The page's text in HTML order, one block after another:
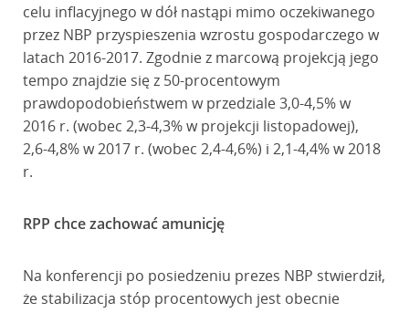
celu inflacyjnego w dół nastąpi mimo oczekiwanego
przez NBP przyspieszenia wzrostu gospodarczego w
latach 2016-2017. Zgodnie z marcową projekcją jego
tempo znajdzie się z 50-procentowym
prawdopodobieństwem w przedziale 3,0-4,5% w
2016 r. (wobec 2,3-4,3% w projekcji listopadowej),
2,6-4,8% w 2017 r. (wobec 2,4-4,6%) i 2,1-4,4% w 2018
r.
RPP chce zachować amunicję
Na konferencji po posiedzeniu prezes NBP stwierdził,
że stabilizacja stóp procentowych jest obecnie